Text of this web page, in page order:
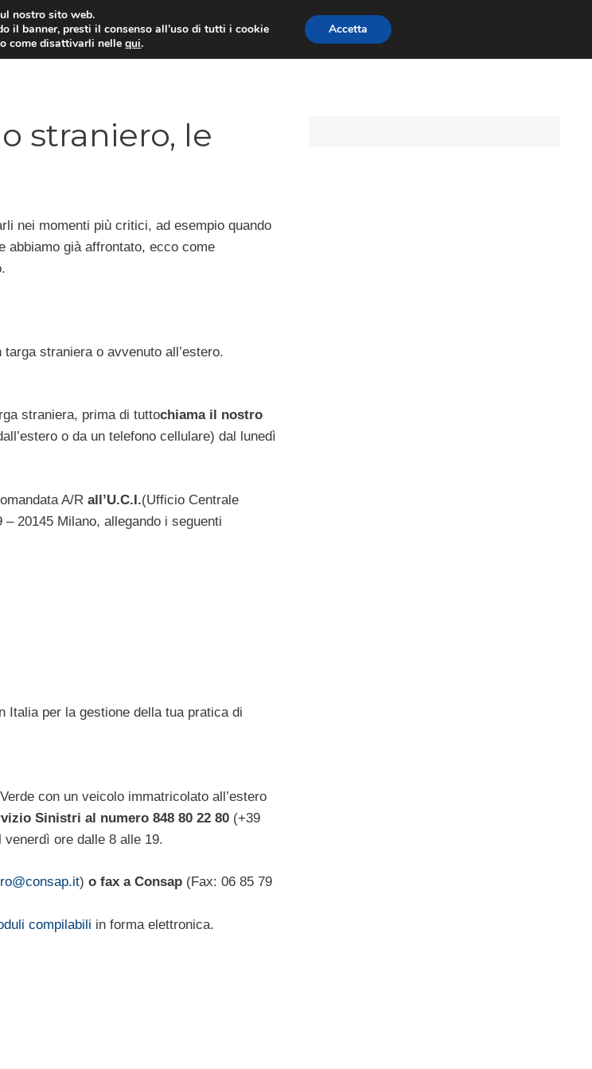
PRESTITI
straniero, le
nei momenti più critici, ad esempio quando
abbiamo già affrontato, ecco come
straniera o avvenuto all’estero.
straniera, prima di tuttochiama il nostro
o da un telefono cellulare) dal lunedì
A/R all’U.C.I.(Ufficio Centrale
20145 Milano, allegando i seguenti
Italia per la gestione della tua pratica di
con un veicolo immatricolato all’estero
Sinistri al numero 848 80 22 80 (+39
venerdì ore dalle 8 alle 19.
) o fax a Consap (Fax: 06 85 79
compilabili in forma elettronica.
nostro sito web.
il banner, presti il consenso all’uso di tutti i cookie
come disattivarli nellequi.
Accetta